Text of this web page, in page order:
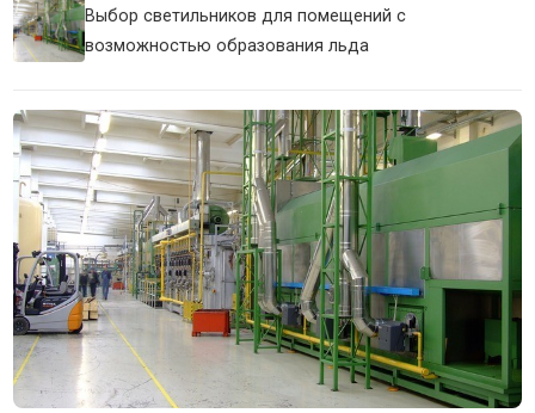
Выбор светильников для помещений с
возможностью образования льда